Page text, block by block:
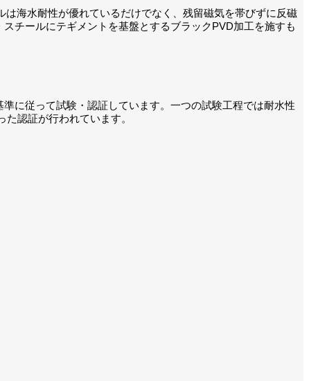
海水耐性が優れているだけでなく、残留磁気を帯びずに反磁
チールにテギメントを基盤とするブラックPVD加工を施すも
に従って試験・認証しています。一つの試験工程では耐水性
認証が行われています。